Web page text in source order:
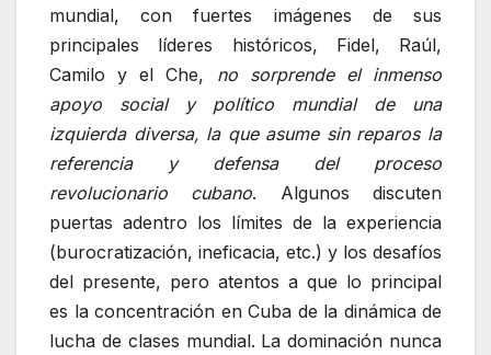
mundial, con fuertes imágenes de sus
principales líderes históricos, Fidel, Raúl,
Camilo y el Che, no sorprende el inmenso
apoyo social y político mundial de una
izquierda diversa, la que asume sin reparos la
referencia y defensa del proceso
revolucionario cubano. Algunos discuten
puertas adentro los límites de la experiencia
(burocratización, ineficacia, etc.) y los desafíos
del presente, pero atentos a que lo principal
es la concentración en Cuba de la dinámica de
lucha de clases mundial. La dominación nunca